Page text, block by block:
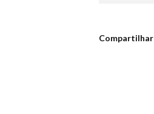
Compartilhar